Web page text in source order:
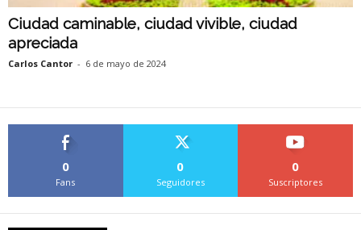
Ciudad caminable, ciudad vivible, ciudad
apreciada
Carlos Cantor - 6 de mayo de 2024
0
Fans
0
Seguidores
0
Suscriptores